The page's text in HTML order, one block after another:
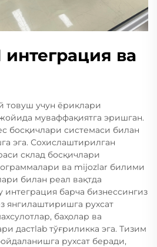
интеграция ва
товуш учун ёриклари
муваффақиятга эришган.
босқичлари системаси билан
эга. Сохислаштирилган
склад босқичлари
ва mijozlar билими
билан реал вақтда
барча бизнессингиз
янгилаштиришга рухсат
баҳолар ва
дастlab тўғриликка эга. Тизим
рухсат беради,